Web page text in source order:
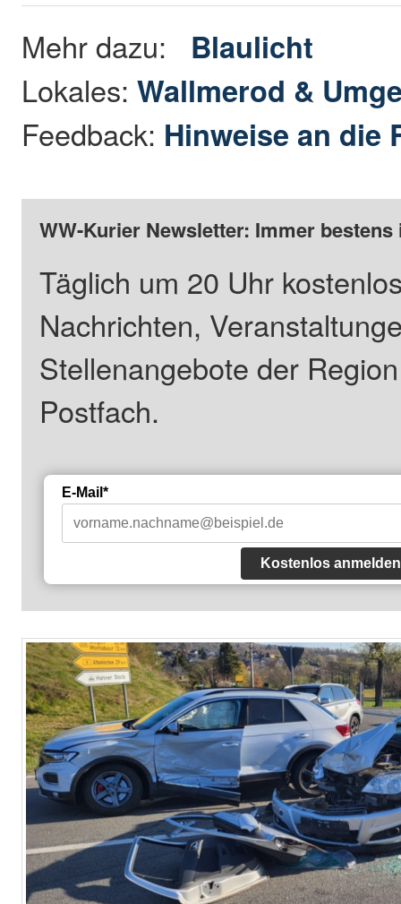
Mehr dazu: Blaulicht
Lokales:Wallmerod &
Feedback: Hinweise an die
WW-Kurier Newsletter: Immer
Täglich um 20 Uhr
Nachrichten,
Stellenangebote der
Postfach.
E-Mail*
Kostenlos anmelden